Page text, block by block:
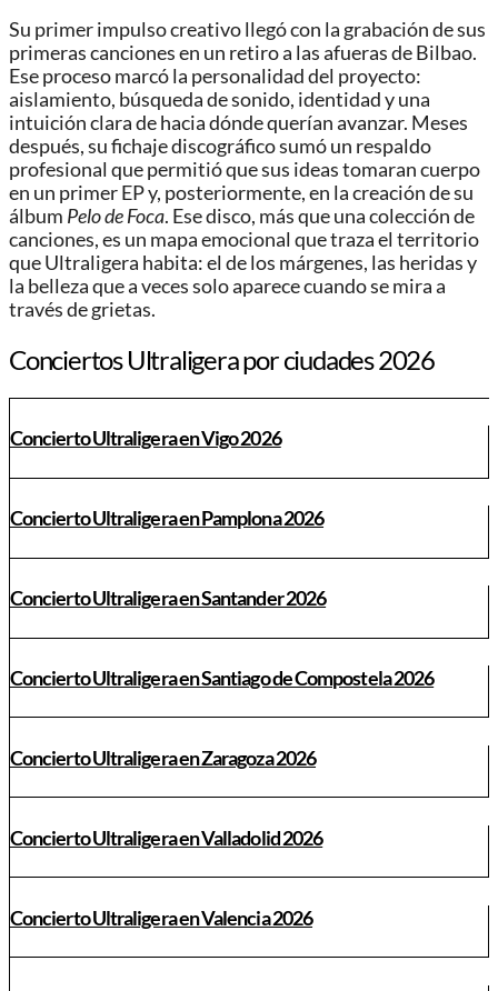
Su primer impulso creativo llegó con la grabación de sus
primeras canciones en un retiro a las afueras de Bilbao.
Ese proceso marcó la personalidad del proyecto:
aislamiento, búsqueda de sonido, identidad y una
intuición clara de hacia dónde querían avanzar. Meses
después, su fichaje discográfico sumó un respaldo
profesional que permitió que sus ideas tomaran cuerpo
en un primer EP y, posteriormente, en la creación de su
álbum Pelo de Foca. Ese disco, más que una colección de
canciones, es un mapa emocional que traza el territorio
que Ultraligera habita: el de los márgenes, las heridas y
la belleza que a veces solo aparece cuando se mira a
través de grietas.
Conciertos Ultraligera por ciudades 2026
Concierto Ultraligera en Vigo 2026
Concierto Ultraligera en Pamplona 2026
Concierto Ultraligera en Santander 2026
Concierto Ultraligera en Santiago de Compostela 2026
Concierto Ultraligera en Zaragoza 2026
Concierto Ultraligera en Valladolid 2026
Concierto Ultraligera en Valencia 2026